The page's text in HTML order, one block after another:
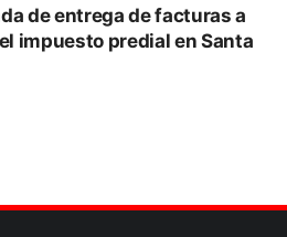
de entrega de facturas a
impuesto predial en Santa